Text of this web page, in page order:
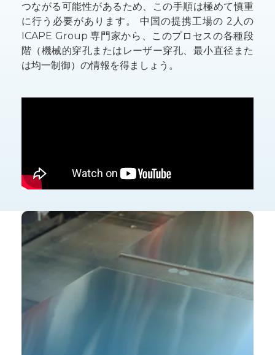
つながる可能性があるため、この手順は極めて慎重
に行う必要があります。 中国の提携工場の 2人の
ICAPE Group 専門家から、このプロセスの各種段
階（機械的穿孔またはレーザー穿孔、最小直径また
は均一制御）の情報を得ましょう。